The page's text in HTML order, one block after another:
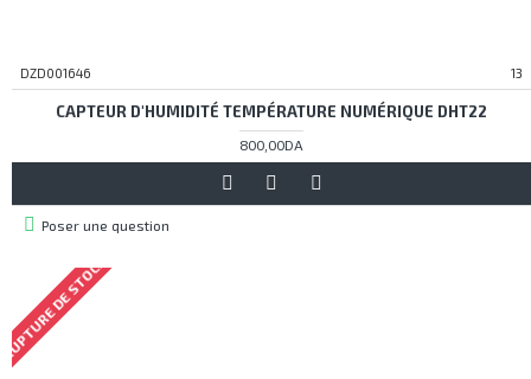
DZD001646 13
CAPTEUR D'HUMIDITÉ TEMPÉRATURE NUMÉRIQUE DHT22
800,00DA
Poser une question
DE STOCK